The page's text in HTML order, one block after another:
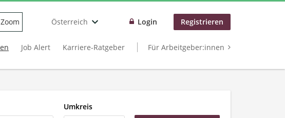
Österreich Login Registrieren
Job Alert Karriere-Ratgeber Für Arbeitgeber:innen
Umkreis